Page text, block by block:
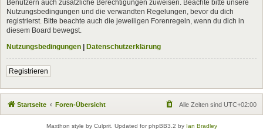
Benutzern auch zusätzliche Berechtigungen zuweisen. Beachte bitte unsere
Nutzungsbedingungen und die verwandten Regelungen, bevor du dich
registrierst. Bitte beachte auch die jeweiligen Forenregeln, wenn du dich in
diesem Board bewegst.
Nutzungsbedingungen | Datenschutzerklärung
Registrieren
Startseite Foren-Übersicht Alle Zeiten sind UTC+02:00
Maxthon style by Culprit. Updated for phpBB3.2 by Ian Bradley